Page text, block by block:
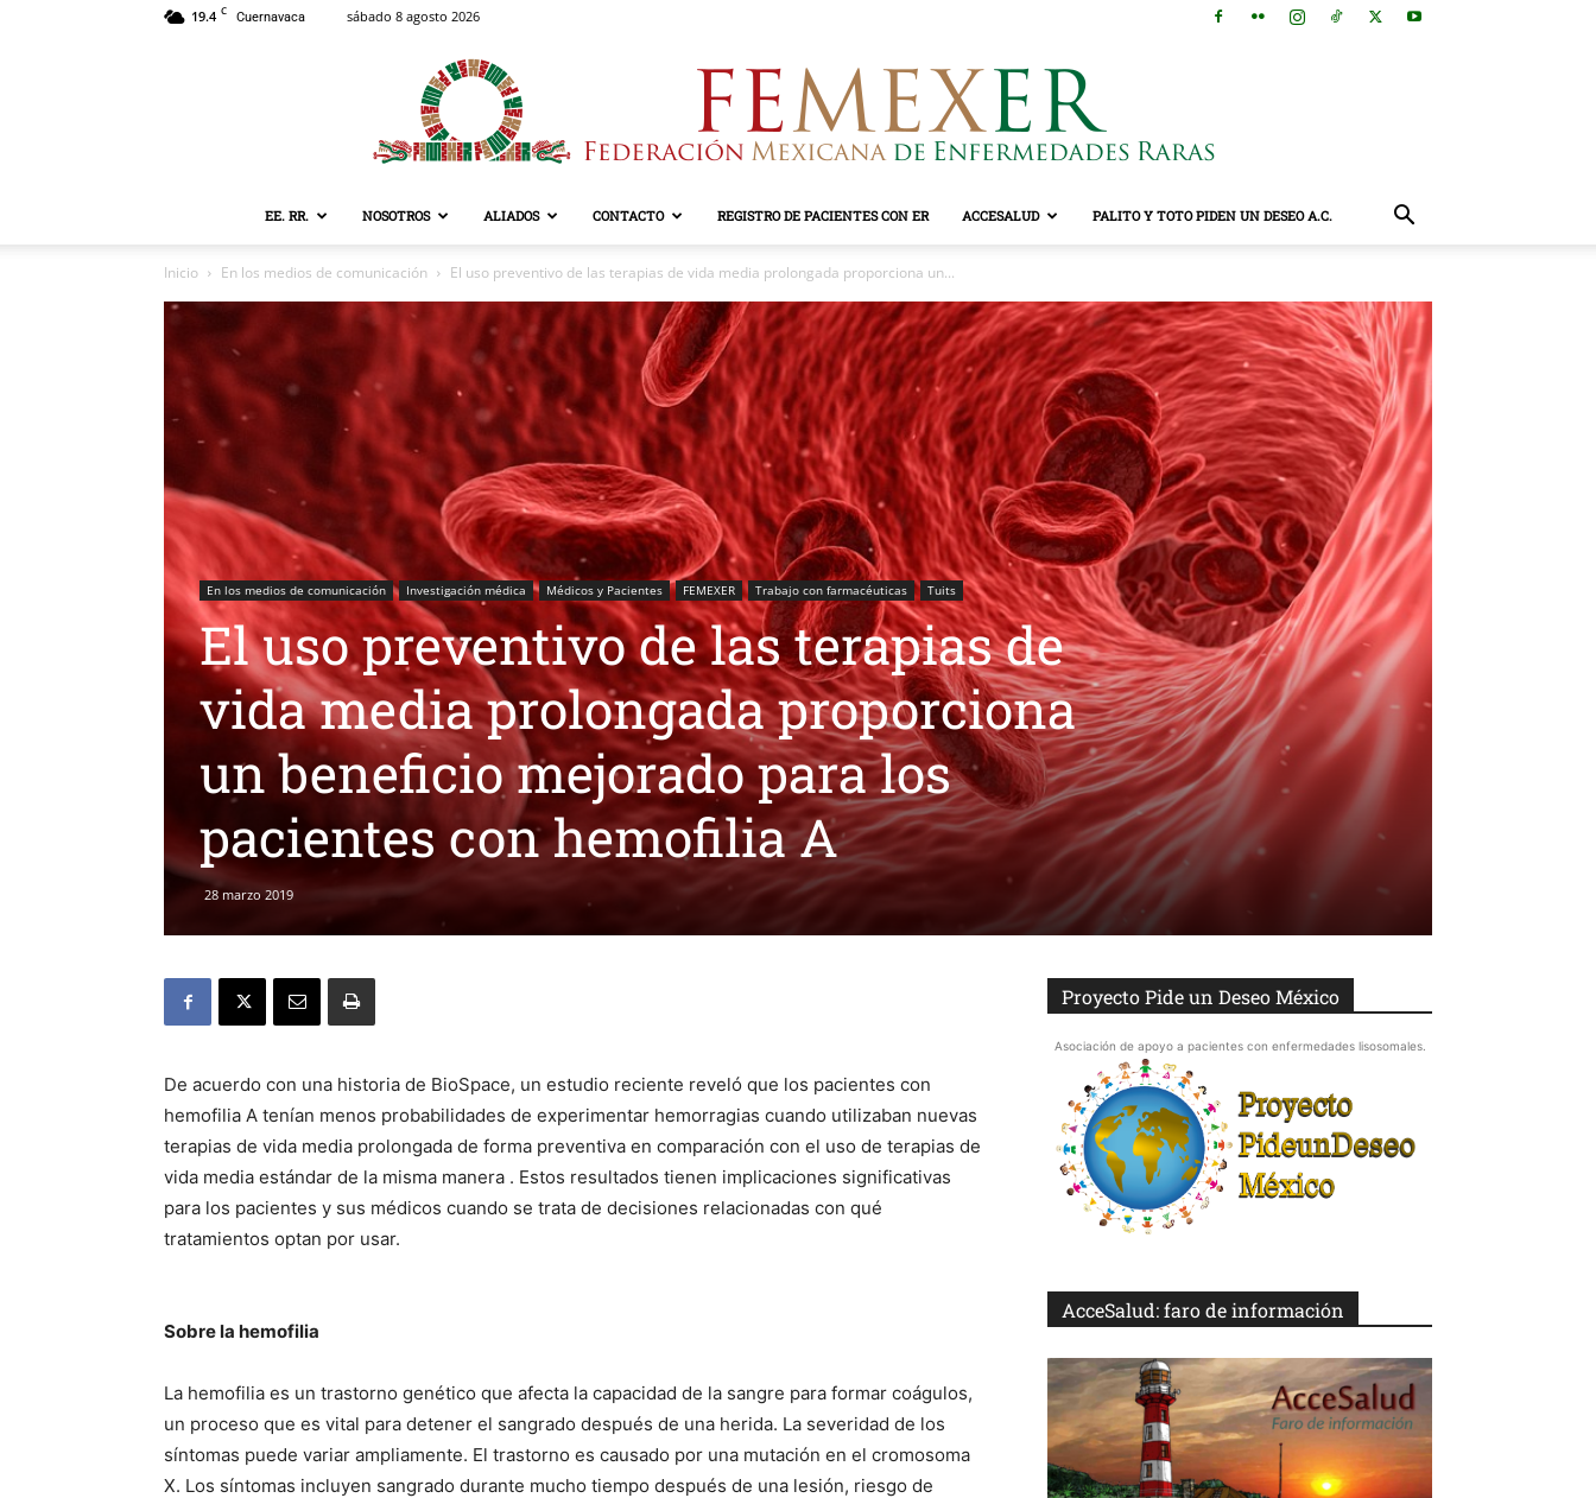
19.4 C Cuernavaca sábado 8 agosto 2026
EE. RR. NOSOTROS ALIADOS CONTACTO REGISTRO DE PACIENTES CON ER ACCESALUD PALITO Y TOTO PIDEN UN DESEO A.C.
Inicio En los medios de comunicación El uso preventivo de las terapias de vida media prolongada proporciona un...
En los medios de comunicación Investigación médica Médicos y Pacientes FEMEXER Trabajo con farmacéuticas Tuits
El uso preventivo de las terapias de
vida media prolongada proporciona
un beneficio mejorado para los
pacientes con hemofilia A
28 marzo 2019
De acuerdo con una historia de BioSpace, un estudio reciente reveló que los pacientes con
hemofilia A tenían menos probabilidades de experimentar hemorragias cuando utilizaban nuevas
terapias de vida media prolongada de forma preventiva en comparación con el uso de terapias de
vida media estándar de la misma manera . Estos resultados tienen implicaciones significativas
para los pacientes y sus médicos cuando se trata de decisiones relacionadas con qué
tratamientos optan por usar.
Sobre la hemofilia
La hemofilia es un trastorno genético que afecta la capacidad de la sangre para formar coágulos,
un proceso que es vital para detener el sangrado después de una herida. La severidad de los
síntomas puede variar ampliamente. El trastorno es causado por una mutación en el cromosoma
X. Los síntomas incluyen sangrado durante mucho tiempo después de una lesión, riesgo de
Proyecto Pide un Deseo México
Asociación de apoyo a pacientes con enfermedades lisosomales.
AcceSalud: faro de información